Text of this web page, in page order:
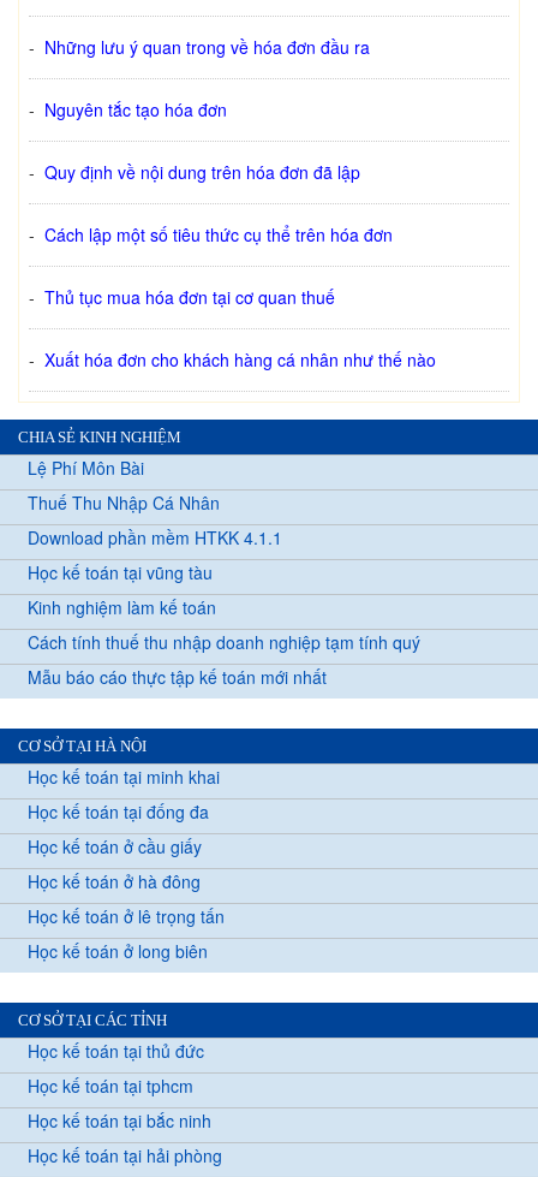
- Những lưu ý quan trong về hóa đơn đầu ra
- Nguyên tắc tạo hóa đơn
- Quy định về nội dung trên hóa đơn đã lập
- Cách lập một số tiêu thức cụ thể trên hóa đơn
- Thủ tục mua hóa đơn tại cơ quan thuế
- Xuất hóa đơn cho khách hàng cá nhân như thế nào
CHIA SẺ KINH NGHIỆM
Lệ Phí Môn Bài
Thuế Thu Nhập Cá Nhân
Download phần mềm HTKK 4.1.1
Học kế toán tại vũng tàu
Kinh nghiệm làm kế toán
Cách tính thuế thu nhập doanh nghiệp tạm tính quý
Mẫu báo cáo thực tập kế toán mới nhất
CƠ SỞ TẠI HÀ NỘI
Học kế toán tại minh khai
Học kế toán tại đống đa
Học kế toán ở cầu giấy
Học kế toán ở hà đông
Học kế toán ở lê trọng tấn
Học kế toán ở long biên
CƠ SỞ TẠI CÁC TỈNH
Học kế toán tại thủ đức
Học kế toán tại tphcm
Học kế toán tại bắc ninh
Học kế toán tại hải phòng